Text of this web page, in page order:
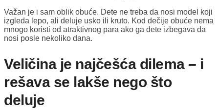
Važan je i sam oblik obuće. Dete ne treba da nosi model koji
izgleda lepo, ali deluje usko ili kruto. Kod dečije obuće nema
mnogo koristi od atraktivnog para ako ga dete izbegava da
nosi posle nekoliko dana.
Veličina je najčešća dilema – i
rešava se lakše nego što
deluje